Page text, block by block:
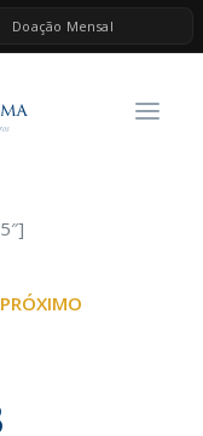
Doação Mensal
PRÓXIMO